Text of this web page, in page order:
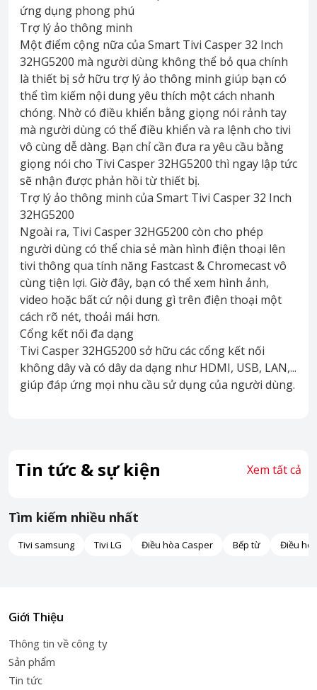
ứng dụng phong phú
Trợ lý ảo thông minh
Một điểm cộng nữa của Smart Tivi Casper 32 Inch
32HG5200 mà người dùng không thể bỏ qua chính
là thiết bị sở hữu trợ lý ảo thông minh giúp bạn có
thể tìm kiếm nội dung yêu thích một cách nhanh
chóng. Nhờ có điều khiển bằng giọng nói rảnh tay
mà người dùng có thể điều khiển và ra lệnh cho tivi
vô cùng dễ dàng. Bạn chỉ cần đưa ra yêu cầu bằng
giọng nói cho Tivi Casper 32HG5200 thì ngay lập tức
sẽ nhận được phản hồi từ thiết bị.
Trợ lý ảo thông minh của Smart Tivi Casper 32 Inch
32HG5200
Ngoài ra, Tivi Casper 32HG5200 còn cho phép
người dùng có thể chia sẻ màn hình điện thoại lên
tivi thông qua tính năng Fastcast & Chromecast vô
cùng tiện lợi. Giờ đây, bạn có thể xem hình ảnh,
video hoặc bất cứ nội dung gì trên điện thoại một
cách rõ nét, thoải mái hơn.
Cổng kết nối đa dạng
Tivi Casper 32HG5200 sở hữu các cổng kết nối
không dây và có dây da dạng như HDMI, USB, LAN,...
giúp đáp ứng mọi nhu cầu sử dụng của người dùng.
Tin tức & sự kiện Xem tất cả
Tìm kiếm nhiều nhất
Tivi samsung Tivi LG Điều hòa Casper Bếp từ Điều
Giới Thiệu
Thông tin về công ty
Sản phẩm
Tin tức